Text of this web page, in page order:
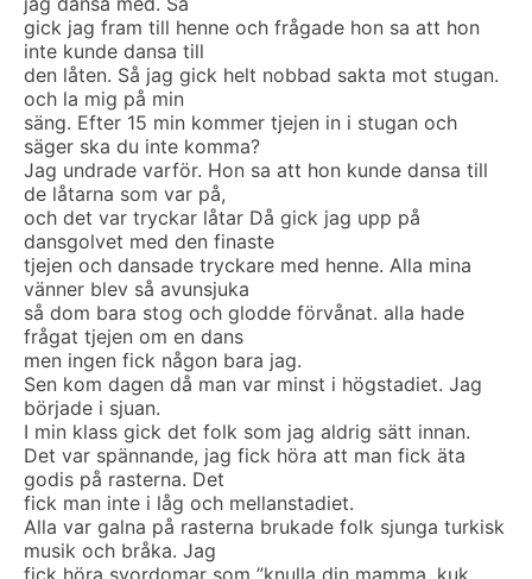
gick jag fram till henne och frågade hon sa att hon
inte kunde dansa till
den låten. Så jag gick helt nobbad sakta mot stugan.
och la mig på min
säng. Efter 15 min kommer tjejen in i stugan och
säger ska du inte komma?
Jag undrade varför. Hon sa att hon kunde dansa till
de låtarna som var på,
och det var tryckar låtar Då gick jag upp på
dansgolvet med den finaste
tjejen och dansade tryckare med henne. Alla mina
vänner blev så avunsjuka
så dom bara stog och glodde förvånat. alla hade
frågat tjejen om en dans
men ingen fick någon bara jag.
Sen kom dagen då man var minst i högstadiet. Jag
började i sjuan.
I min klass gick det folk som jag aldrig sätt innan.
Det var spännande, jag fick höra att man fick äta
godis på rasterna. Det
fick man inte i låg och mellanstadiet.
Alla var galna på rasterna brukade folk sjunga turkisk
musik och bråka. Jag
fick höra svordomar som ”knulla din mamma, kuk,